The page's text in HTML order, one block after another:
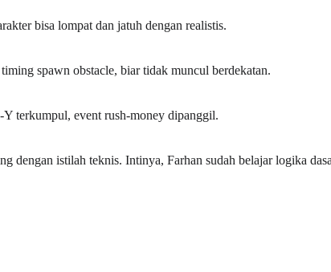
bisa lompat dan jatuh dengan realistis.
spawn obstacle, biar tidak muncul berdekatan.
terkumpul, event rush-money dipanggil.
dengan istilah teknis. Intinya, Farhan sudah belajar logika